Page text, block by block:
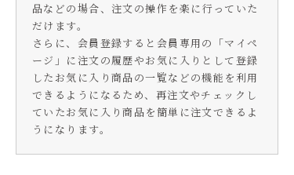
品などの場合、注文の操作を楽に行っていた
だけます。
さらに、会員登録すると会員専用の「マイペ
ージ」に注文の履歴やお気に入りとして登録
したお気に入り商品の一覧などの機能を利用
できるようになるため、再注文やチェックし
ていたお気に入り商品を簡単に注文できるよ
うになります。